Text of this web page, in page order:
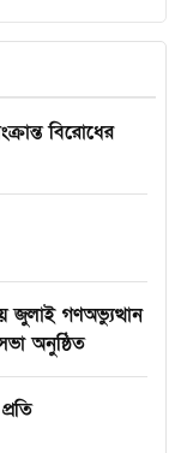
বিরোধের
জুলাই গণঅভ্যুত্থান
অনুষ্ঠিত